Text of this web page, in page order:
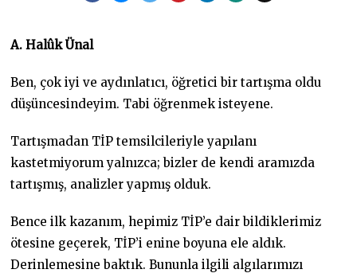
0
A. Halûk Ünal
Ben, çok iyi ve aydınlatıcı, öğretici bir tartışma oldu
düşüncesindeyim. Tabi öğrenmek isteyene.
Tartışmadan TİP temsilcileriyle yapılanı
kastetmiyorum yalnızca; bizler de kendi aramızda
tartışmış, analizler yapmış olduk.
Bence ilk kazanım, hepimiz TİP’e dair bildiklerimiz
ötesine geçerek, TİP’i enine boyuna ele aldık.
Derinlemesine baktık. Bununla ilgili algılarımızı